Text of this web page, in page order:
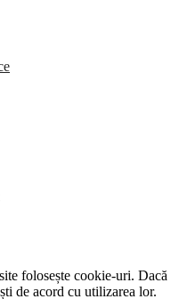
folosește cookie-uri. Dacă
de acord cu utilizarea lor.